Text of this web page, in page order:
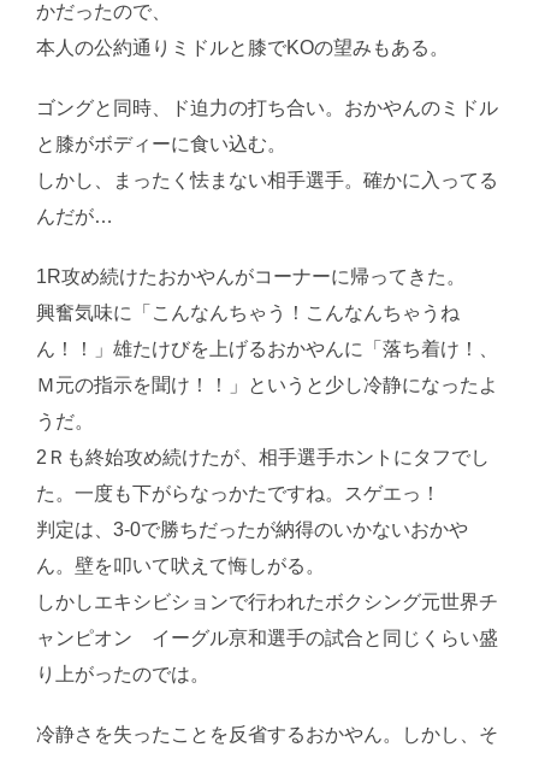
かだったので、
本人の公約通りミドルと膝でKOの望みもある。
ゴングと同時、ド迫力の打ち合い。おかやんのミドル
と膝がボディーに食い込む。
しかし、まったく怯まない相手選手。確かに入ってる
んだが…
1R攻め続けたおかやんがコーナーに帰ってきた。
興奮気味に「こんなんちゃう！こんなんちゃうね
ん！！」雄たけびを上げるおかやんに「落ち着け！、
Ｍ元の指示を聞け！！」というと少し冷静になったよ
うだ。
2Ｒも終始攻め続けたが、相手選手ホントにタフでし
た。一度も下がらなっかたですね。スゲエっ！
判定は、3-0で勝ちだったが納得のいかないおかや
ん。壁を叩いて吠えて悔しがる。
しかしエキシビションで行われたボクシング元世界チ
ャンピオン イーグル亰和選手の試合と同じくらい盛
り上がったのでは。
冷静さを失ったことを反省するおかやん。しかし、そ